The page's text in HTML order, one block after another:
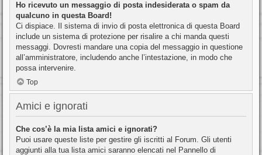
Ho ricevuto un messaggio di posta indesiderata o spam da
qualcuno in questa Board!
Ci dispiace. Il sistema di invio di posta elettronica di questa Board
include un sistema di protezione per risalire a chi manda questi
messaggi. Dovresti mandare una copia del messaggio in questione
all’amministratore, includendo anche l’intestazione, in modo che
possa intervenire.
Top
Amici e ignorati
Che cos’è la mia lista amici e ignorati?
Puoi usare queste liste per gestire gli iscritti al Forum. Gli utenti
aggiunti alla tua lista amici saranno elencati nel Pannello di